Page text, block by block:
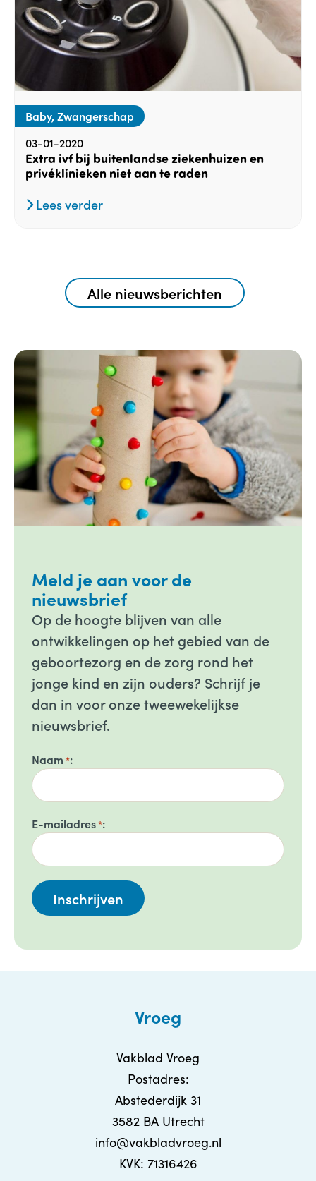
Baby, Zwangerschap
03-01-2020
Extra ivf bij buitenlandse ziekenhuizen en
privéklinieken niet aan te raden
Lees verder
Alle nieuwsberichten
Meld je aan voor de
nieuwsbrief
Op de hoogte blijven van alle
ontwikkelingen op het gebied van de
geboortezorg en de zorg rond het
jonge kind en zijn ouders? Schrijf je
dan in voor onze tweewekelijkse
nieuwsbrief.
Naam *
E-mailadres*
Vroeg
Vakblad Vroeg
Postadres:
Abstederdijk 31
3582 BA Utrecht
info@vakbladvroeg.nl
KVK: 71316426